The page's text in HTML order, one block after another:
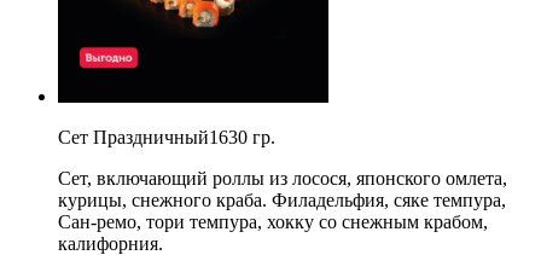
Сет Праздничный1630 гр.
Сет, включающий роллы из лосося, японского омлета,
курицы, снежного краба. Филадельфия, сяке темпура,
Сан-ремо, тори темпура, хокку со снежным крабом,
калифорния.